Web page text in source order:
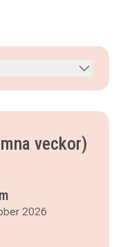
18.00–20.15
18.00–20.15
veckor)
2026